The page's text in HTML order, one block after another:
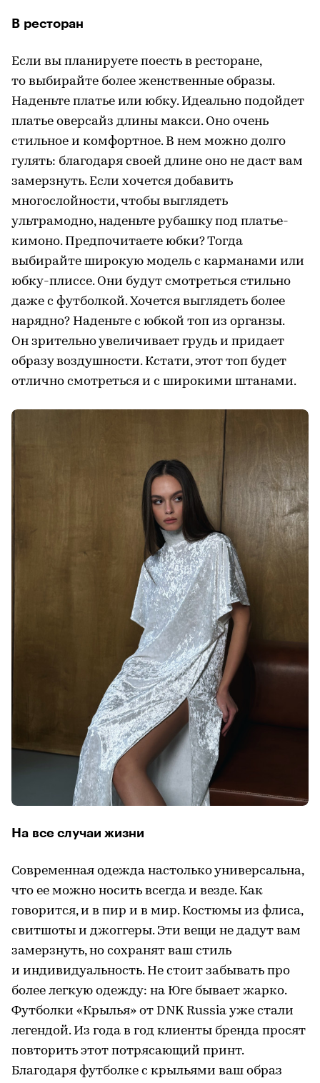
В ресторан
Если вы планируете поесть в ресторане,
то выбирайте более женственные образы.
Наденьте платье или юбку. Идеально подойдет
платье оверсайз длины макси. Оно очень
стильное и комфортное. В нем можно долго
гулять: благодаря своей длине оно не даст вам
замерзнуть. Если хочется добавить
многослойности, чтобы выглядеть
ультрамодно, наденьте рубашку под платье-
кимоно. Предпочитаете юбки? Тогда
выбирайте широкую модель с карманами или
юбку-плиссе. Они будут смотреться стильно
даже с футболкой. Хочется выглядеть более
нарядно? Наденьте с юбкой топ из органзы.
Он зрительно увеличивает грудь и придает
образу воздушности. Кстати, этот топ будет
отлично смотреться и с широкими штанами.
На все случаи жизни
Современная одежда настолько универсальна,
что ее можно носить всегда и везде. Как
говорится, и в пир и в мир. Костюмы из флиса,
свитшоты и джоггеры. Эти вещи не дадут вам
замерзнуть, но сохранят ваш стиль
и индивидуальность. Не стоит забывать про
более легкую одежду: на Юге бывает жарко.
Футболки «Крылья» от DNK Russia уже стали
легендой. Из года в год клиенты бренда просят
повторить этот потрясающий принт.
Благодаря футболке с крыльями ваш образ